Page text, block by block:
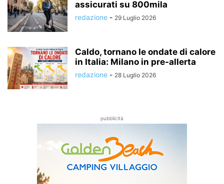
assicurati su 800mila
redazione - 29 Luglio 2026
Caldo, tornano le ondate di calore
in Italia: Milano in pre-allerta
redazione - 28 Luglio 2026
pubblicità